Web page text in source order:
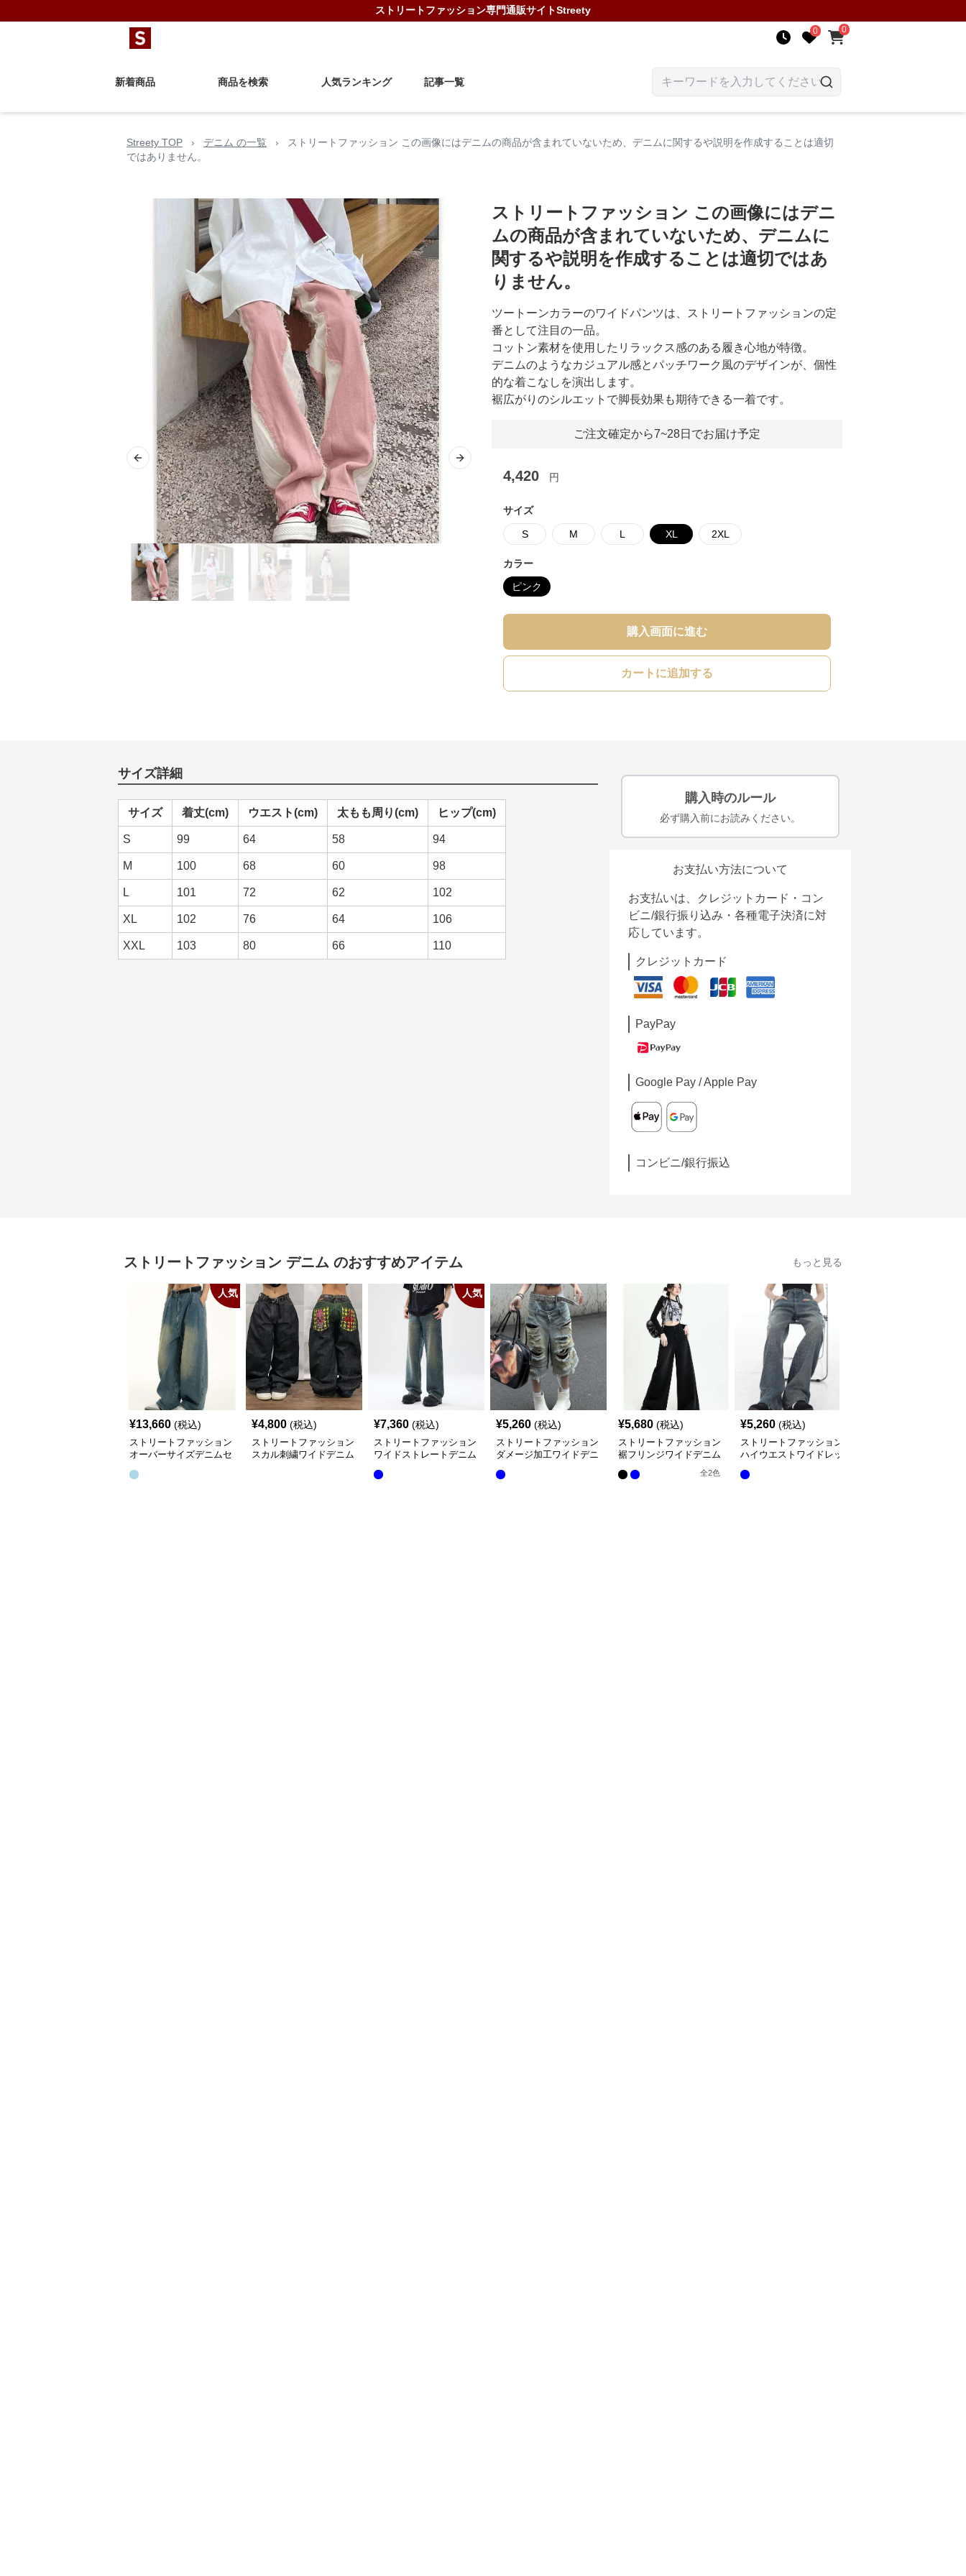
ストリートファッション専門通販サイトStreety
0 0
新着商品 商品を検索 人気ランキング 記事一覧
Streety TOP › デニム の一覧 ›
ストリートファッション この画像にはデニムの商品が含まれていないため、デニムに関するや説明を作成することは適切
ではありません。
Previous slide Next slide
ストリートファッション この画像にはデニ
ムの商品が含まれていないため、デニムに
関するや説明を作成することは適切ではあ
りません。
ツートーンカラーのワイドパンツは、ストリートファッションの定
番として注目の一品。
コットン素材を使用したリラックス感のある履き心地が特徴。
デニムのようなカジュアル感とパッチワーク風のデザインが、個性
的な着こなしを演出します。
裾広がりのシルエットで脚長効果も期待できる一着です。
ご注文確定から7~28日でお届け予定
4,420 円
サイズ
S M L XL 2XL
カラー
ピンク
購入画面に進む
カートに追加する
サイズ詳細
サイズ 着丈(cm) ウエスト(cm) 太もも周り(cm) ヒップ(cm)
S 99 64 58 94
M 100 68 60 98
L 101 72 62 102
XL 102 76 64 106
XXL 103 80 66 110
購入時のルール
必ず購入前にお読みください。
お支払い方法について
お支払いは、クレジットカード・コン
ビニ/銀行振り込み・各種電子決済に対
応しています。
クレジットカード
PayPay
Google Pay / Apple Pay
コンビニ/銀行振込
ストリートファッション デニム のおすすめアイテム もっと見る
人気
¥13,660 (税込)
ストリートファッション
オーバーサイズデニムセ
¥4,800 (税込)
ストリートファッション
スカル刺繍ワイドデニム
人気
¥7,360 (税込)
ストリートファッション
ワイドストレートデニム
¥5,260 (税込)
ストリートファッション
ダメージ加工ワイドデニ
¥5,680 (税込)
ストリートファッション
裾フリンジワイドデニム
全2色
¥5,260 (税込)
ストリートファッション
ハイウエストワイドレッ